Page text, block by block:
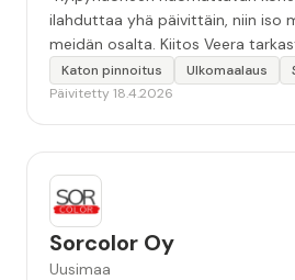
ilahduttaa yhä päivittäin, niin iso
meidän osalta. Kiitos Veera
työstä, sekä ystävällisestä
Katon pinnoitus Ulkomaalaus
Päivitetty 18.4.2026
Sorcolor Oy
Uusimaa